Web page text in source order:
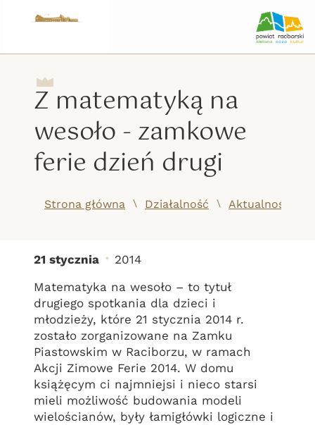
Z matematyką na
wesoło - zamkowe
ferie dzień drugi
Strona główna /
Działalność Aktualności
Z matematyką na
21 stycznia
2014
Matematyka na wesoło – to tytuł
drugiego spotkania dla dzieci i
młodzieży, które 21 stycznia 2014 r.
zostało zorganizowane na Zamku
Piastowskim w Raciborzu, w ramach
Akcji Zimowe Ferie 2014. W domu
książęcym ci najmniejsi i nieco starsi
mieli możliwość budowania modeli
wielościanów, były łamigłówki logiczne i